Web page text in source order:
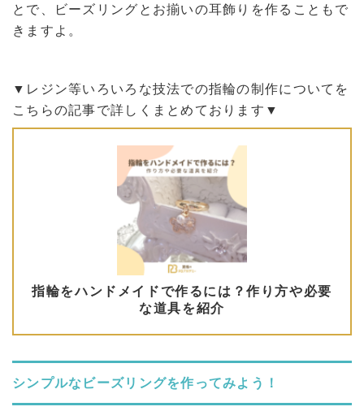
とで、ビーズリングとお揃いの耳飾りを作ることもで
きますよ。
▼レジン等いろいろな技法での指輪の制作についてを
こちらの記事で詳しくまとめております▼
シンプルなビーズリングを作ってみよう！